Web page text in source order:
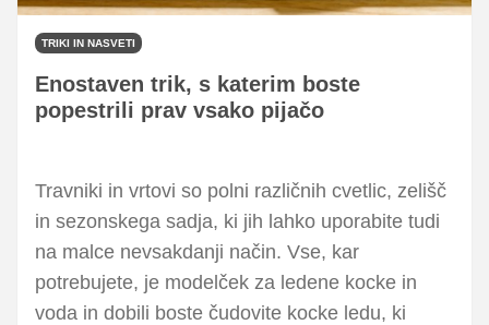
TRIKI IN NASVETI
Enostaven trik, s katerim boste
popestrili prav vsako pijačo
Travniki in vrtovi so polni različnih cvetlic, zelišč
in sezonskega sadja, ki jih lahko uporabite tudi
na malce nevsakdanji način. Vse, kar
potrebujete, je modelček za ledene kocke in
voda in dobili boste čudovite kocke ledu, ki